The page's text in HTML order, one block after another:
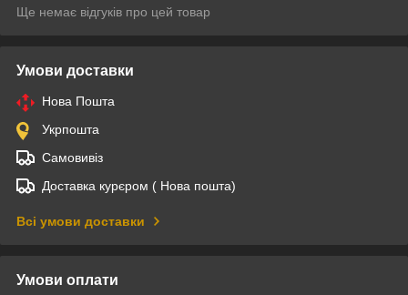
Ще немає відгуків про цей товар
Умови доставки
Нова Пошта
Укрпошта
Самовивіз
Доставка курєром ( Нова пошта)
Всі умови доставки
Умови оплати